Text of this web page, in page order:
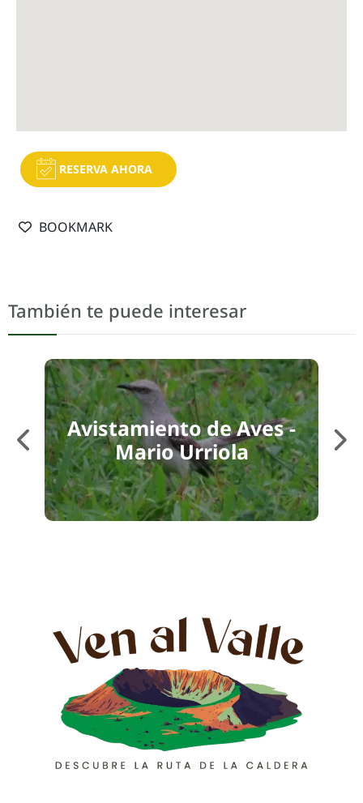
RESERVA AHORA
BOOKMARK
También te puede interesar
Avistamiento de Aves -
Mario Urriola